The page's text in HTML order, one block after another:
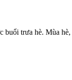
buổi trưa hè. Mùa